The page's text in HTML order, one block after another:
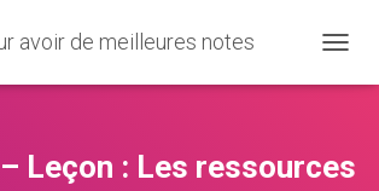
avoir de meilleures notes
U
R
Leçon : Les ressources